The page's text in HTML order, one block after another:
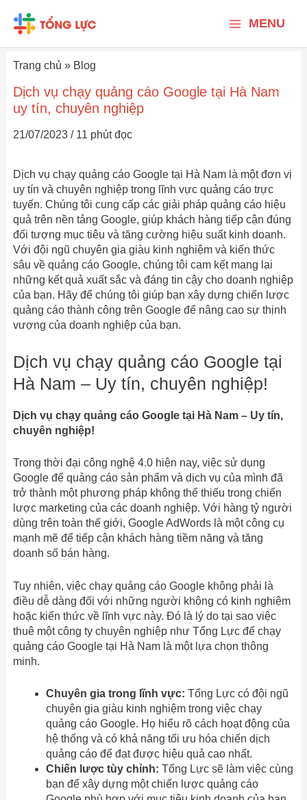
dung
Menu
MENU
Trang chủ » Blog
Dịch vụ chạy quảng cáo Google tại Hà Nam
uy tín, chuyên nghiệp
21/07/2023 / 11 phút đọc
Dịch vụ chạy quảng cáo Google tại Hà Nam là một đơn vị
uy tín và chuyên nghiệp trong lĩnh vực quảng cáo trực
tuyến. Chúng tôi cung cấp các giải pháp quảng cáo hiệu
quả trên nền tảng Google, giúp khách hàng tiếp cận đúng
đối tượng mục tiêu và tăng cường hiệu suất kinh doanh.
Với đội ngũ chuyên gia giàu kinh nghiệm và kiến thức
sâu về quảng cáo Google, chúng tôi cam kết mang lại
những kết quả xuất sắc và đáng tin cậy cho doanh nghiệp
của bạn. Hãy để chúng tôi giúp bạn xây dựng chiến lược
quảng cáo thành công trên Google để nâng cao sự thịnh
vượng của doanh nghiệp của bạn.
Dịch vụ chạy quảng cáo Google tại
Hà Nam – Uy tín, chuyên nghiệp!
Dịch vụ chạy quảng cáo Google tại Hà Nam – Uy tín,
chuyên nghiệp!
Trong thời đại công nghệ 4.0 hiện nay, việc sử dụng
Google để quảng cáo sản phẩm và dịch vụ của mình đã
trở thành một phương pháp không thể thiếu trong chiến
lược marketing của các doanh nghiệp. Với hàng tỷ người
dùng trên toàn thế giới, Google AdWords là một công cụ
mạnh mẽ để tiếp cận khách hàng tiềm năng và tăng
doanh số bán hàng.
Tuy nhiên, việc chạy quảng cáo Google không phải là
điều dễ dàng đối với những người không có kinh nghiệm
hoặc kiến thức về lĩnh vực này. Đó là lý do tại sao việc
thuê một công ty chuyên nghiệp như Tổng Lực để chạy
quảng cáo Google tại Hà Nam là một lựa chọn thông
minh.
Chuyên gia trong lĩnh vực: Tổng Lực có đội ngũ
chuyên gia giàu kinh nghiệm trong việc chạy
quảng cáo Google. Họ hiểu rõ cách hoạt động của
hệ thống và có khả năng tối ưu hóa chiến dịch
quảng cáo để đạt được hiệu quả cao nhất.
Chiến lược tùy chỉnh: Tổng Lực sẽ làm việc cùng
bạn để xây dựng một chiến lược quảng cáo